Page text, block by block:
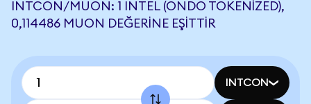
INTCON/MUON: 1 INTEL (ONDO TOKENIZED),
0,114486 MUON DEĞERINE EŞITTIR
INTCON